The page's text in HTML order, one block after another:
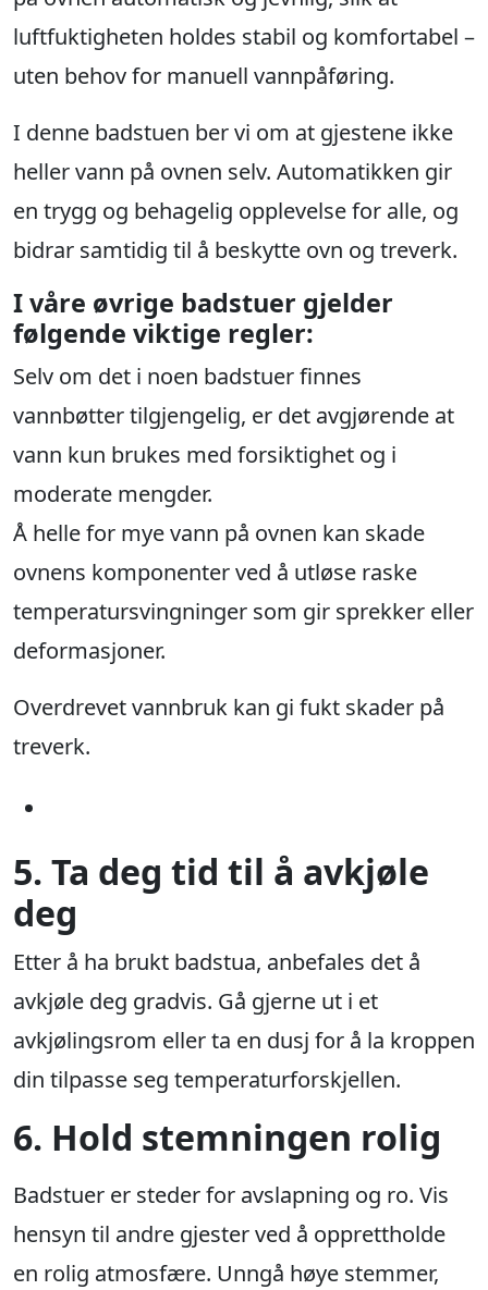
luftfuktigheten holdes stabil og komfortabel –
uten behov for manuell vannpåføring.
I denne badstuen ber vi om at gjestene ikke
heller vann på ovnen selv. Automatikken gir
en trygg og behagelig opplevelse for alle, og
bidrar samtidig til å beskytte ovn og treverk.
I våre øvrige badstuer gjelder
følgende viktige regler:
Selv om det i noen badstuer finnes
vannbøtter tilgjengelig, er det avgjørende at
vann kun brukes med forsiktighet og i
moderate mengder.
Å helle for mye vann på ovnen kan skade
ovnens komponenter ved å utløse raske
temperatursvingninger som gir sprekker eller
deformasjoner.
Overdrevet vannbruk kan gi fukt skader på
treverk.
5. Ta deg tid til å avkjøle
deg
Etter å ha brukt badstua, anbefales det å
avkjøle deg gradvis. Gå gjerne ut i et
avkjølingsrom eller ta en dusj for å la kroppen
din tilpasse seg temperaturforskjellen.
6. Hold stemningen rolig
Badstuer er steder for avslapning og ro. Vis
hensyn til andre gjester ved å opprettholde
en rolig atmosfære. Unngå høye stemmer,